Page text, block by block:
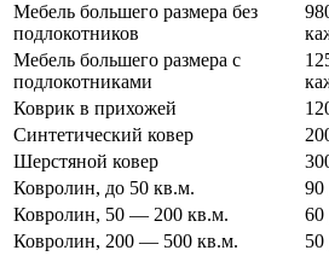
Мебель большего размера без
подлокотников
Мебель большего размера с
подлокотниками
Коврик в прихожей
Синтетический ковер
Шерстяной ковер
Ковролин, до 50 кв.м.
90
Ковролин, 50 — 200 кв.м.
60
Ковролин, 200 — 500 кв.м.
50